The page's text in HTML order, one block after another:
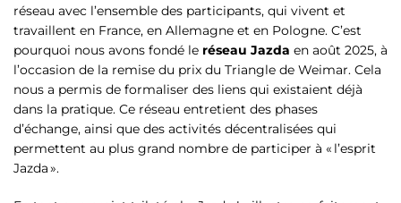
réseau avec l’ensemble des participants, qui vivent et
travaillent en France, en Allemagne et en Pologne. C’est
pourquoi nous avons fondé le réseau Jazda en août 2025, à
l’occasion de la remise du prix du Triangle de Weimar. Cela
nous a permis de formaliser des liens qui existaient déjà
dans la pratique. Ce réseau entretient des phases
d’échange, ainsi que des activités décentralisées qui
permettent au plus grand nombre de participer à « l’esprit
Jazda ».